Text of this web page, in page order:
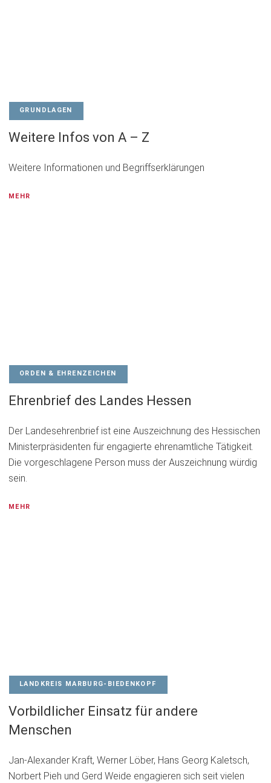
GRUNDLAGEN
Weitere Infos von A – Z
Weitere Informationen und Begriffserklärungen
MEHR
ORDEN & EHRENZEICHEN
Ehrenbrief des Landes Hessen
Der Landesehrenbrief ist eine Auszeichnung des Hessischen
Ministerpräsidenten für engagierte ehrenamtliche Tätigkeit.
Die vorgeschlagene Person muss der Auszeichnung würdig
sein.
MEHR
LANDKREIS MARBURG-BIEDENKOPF
Vorbildlicher Einsatz für andere
Menschen
Jan-Alexander Kraft, Werner Löber, Hans Georg Kaletsch,
Norbert Pieh und Gerd Weide engagieren sich seit vielen